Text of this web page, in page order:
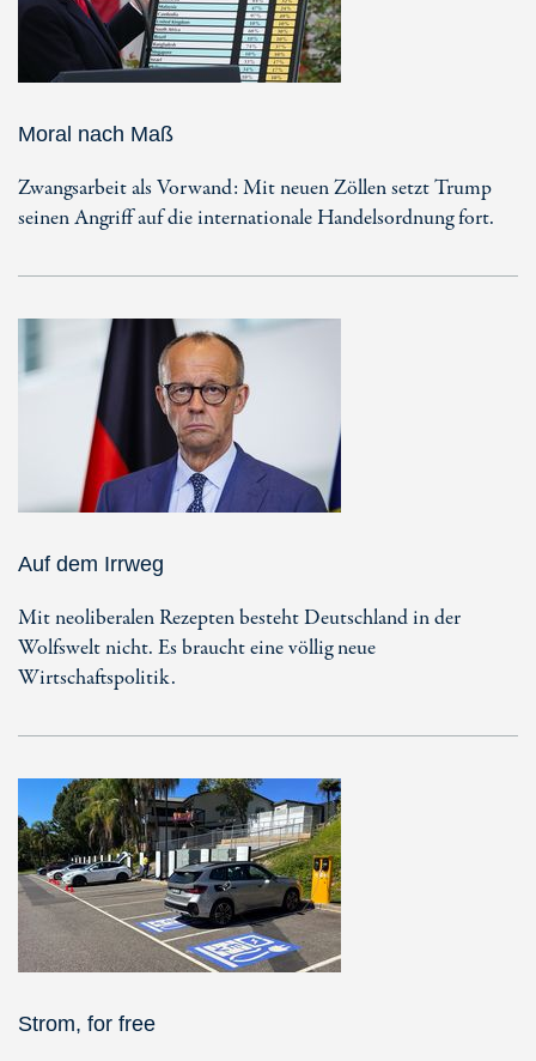
Moral nach Maß
Zwangsarbeit als Vorwand: Mit neuen Zöllen setzt Trump
seinen Angriff auf die internationale Handelsordnung fort.
Auf dem Irrweg
Mit neoliberalen Rezepten besteht Deutschland in der
Wolfswelt nicht. Es braucht eine völlig neue
Wirtschaftspolitik.
Strom, for free